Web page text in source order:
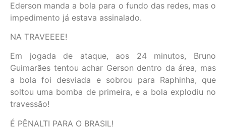
Ederson manda a bola para o fundo das redes, mas o
impedimento já estava assinalado.
NA TRAVEEEE!
Em jogada de ataque, aos 24 minutos, Bruno
Guimarães tentou achar Gerson dentro da área, mas
a bola foi desviada e sobrou para Raphinha, que
soltou uma bomba de primeira, e a bola explodiu no
travessão!
É PÊNALTI PARA O BRASIL!